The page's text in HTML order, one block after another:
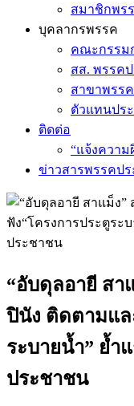
สมาชิกพร
บุคลากรพรรค
คณะกรรม
สส. พรรค
สาขาพรร
ตัวแทนปร
ติดต่อ
“แจ้งความ
ข่าวสารพรรคป
“อับดุลอายี สา
ปินัง ติดตามแล
ระบายน้ำ” ย้ำ
ประชาชน